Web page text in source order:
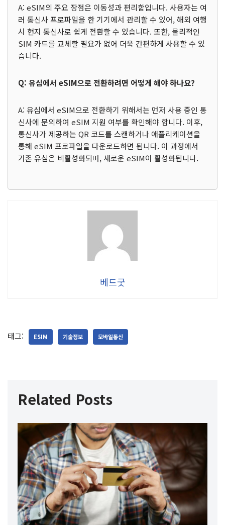
A: eSIM의 주요 장점은 이동성과 편리함입니다. 사용자는 여
러 통신사 프로파일을 한 기기에서 관리할 수 있어, 해외 여행
시 현지 통신사로 쉽게 전환할 수 있습니다. 또한, 물리적인
SIM 카드를 교체할 필요가 없어 더욱 간편하게 사용할 수 있
습니다.
Q: 유심에서 eSIM으로 전환하려면 어떻게 해야 하나요?
A: 유심에서 eSIM으로 전환하기 위해서는 먼저 사용 중인 통
신사에 문의하여 eSIM 지원 여부를 확인해야 합니다. 이후,
통신사가 제공하는 QR 코드를 스캔하거나 애플리케이션을
통해 eSIM 프로파일을 다운로드하면 됩니다. 이 과정에서
기존 유심은 비활성화되며, 새로운 eSIM이 활성화됩니다.
베드굿
태그: ESIM 기술정보 모바일통신
Related Posts